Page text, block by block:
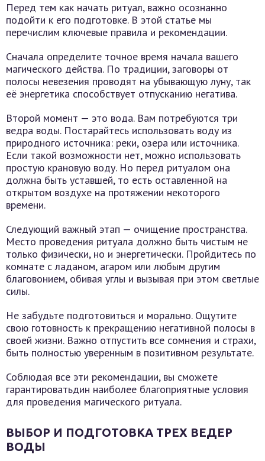
Перед тем как начать ритуал, важно осознанно
подойти к его подготовке. В этой статье мы
перечислим ключевые правила и рекомендации.
Сначала определите точное время начала вашего
магического действа. По традиции, заговоры от
полосы невезения проводят на убывающую луну, так
её энергетика способствует отпусканию негатива.
Второй момент — это вода. Вам потребуются три
ведра воды. Постарайтесь использовать воду из
природного источника: реки, озера или источника.
Если такой возможности нет, можно использовать
простую крановую воду. Но перед ритуалом она
должна быть уставшей, то есть оставленной на
открытом воздухе на протяжении некоторого
времени.
Следующий важный этап — очищение пространства.
Место проведения ритуала должно быть чистым не
только физически, но и энергетически. Пройдитесь по
комнате с ладаном, агаром или любым другим
благовонием, обивая углы и вызывая при этом светлые
силы.
Не забудьте подготовиться и морально. Ощутите
свою готовность к прекращению негативной полосы в
своей жизни. Важно отпустить все сомнения и страхи,
быть полностью уверенным в позитивном результате.
Соблюдая все эти рекомендации, вы сможете
гарантироватьдин наиболее благоприятные условия
для проведения магического ритуала.
ВЫБОР И ПОДГОТОВКА ТРЕХ ВЕДЕР
ВОДЫ